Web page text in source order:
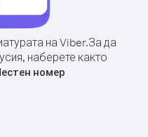
на Viber.За да
наберете както
номер